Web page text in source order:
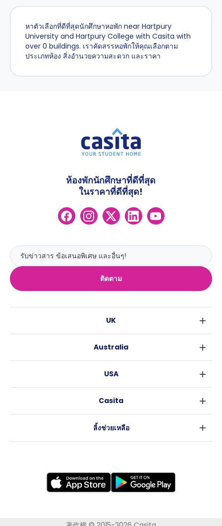
หาตัวเลือกที่ดีที่สุดนักศึกษาหอพัก near Hartpury
University and Hartpury College with Casita with
over 0 buildings. เราคัดสรรหอพักให้คุณเลือกตาม
ประเภทห้อง สิ่งอำนวยความสะดวก และราคา
ติดตาม
ห้องพักนักศึกษาที่ดีที่สุด
ในราคาที่ดีที่สุด!
UK
เอดินเบอระ
ลีดส์
โคเวนทรี
เลสเตอร์
นิวแคสเซิล
Australia
บริสเบน
อะเดลายด์
USA
แอตแลนตา
Casita
ลิ้งช่วยเหลือ